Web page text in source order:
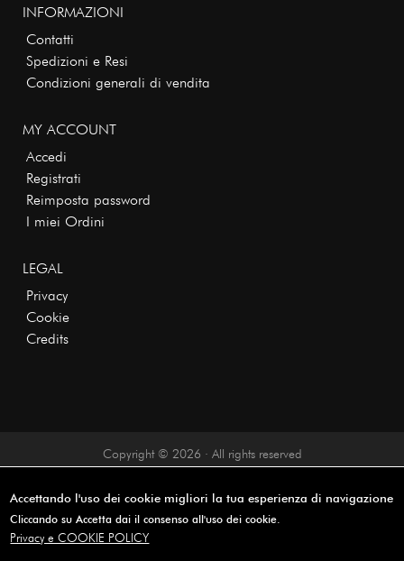
INFORMAZIONI
Contatti
Spedizioni e Resi
Condizioni generali di vendita
MY ACCOUNT
Accedi
Registrati
Reimposta password
I miei Ordini
LEGAL
Privacy
Cookie
Credits
Copyright © 2026 · All rights reserved
Accettando l'uso dei cookie migliori la tua esperienza di navigazione
Cliccando su Accetta dai il consenso all'uso dei cookie.
Privacy e COOKIE POLICY